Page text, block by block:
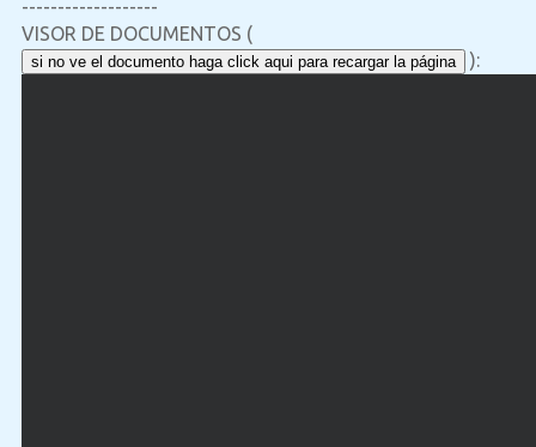
-------------------
VISOR DE DOCUMENTOS (
si no ve el documento haga click aqui para recargar la página ):